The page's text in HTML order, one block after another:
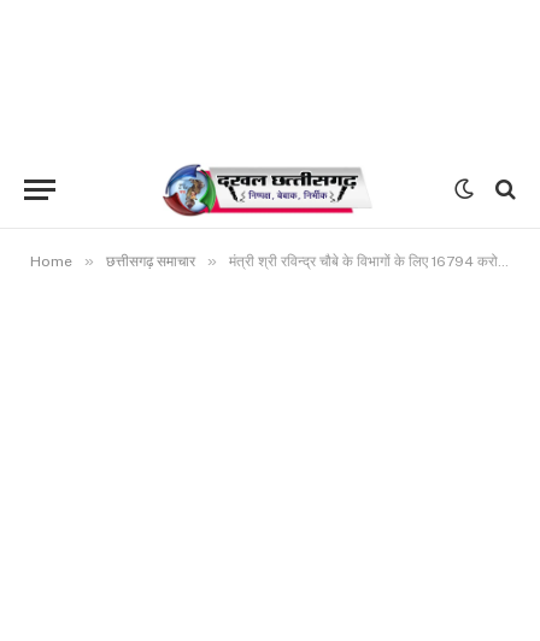
Home » छत्तीसगढ़ समाचार » मंत्री श्री रविन्द्र चौबे के विभागों के लिए 16794 करोड़ 55 लाख 24 हजार रुपए की अनुदान मांगे पारित प्रधानमंत्री आवास योजना के लिए 3238 करोड़ का प्रावधान वर्ष 2019-20 की तुलना में कृषि और संबद्ध विभागों के बजट में 30 प्रतिशत की वृद्धि